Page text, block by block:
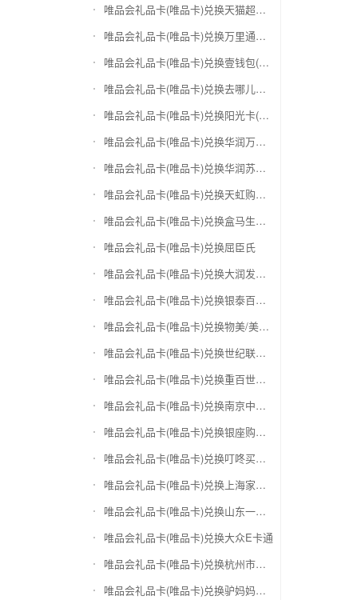
唯品会礼品卡(唯品卡)兑换天猫超市卡/享淘卡
唯品会礼品卡(唯品卡)兑换万里通积分卡
唯品会礼品卡(唯品卡)兑换壹钱包(壹卡会)
唯品会礼品卡(唯品卡)兑换去哪儿礼品卡
唯品会礼品卡(唯品卡)兑换阳光卡(阳光爱车)
唯品会礼品卡(唯品卡)兑换华润万家购物卡
唯品会礼品卡(唯品卡)兑换华润苏果卡(苏果超市卡)（维护 请暂停提交）
唯品会礼品卡(唯品卡)兑换天虹购物卡
唯品会礼品卡(唯品卡)兑换盒马生鲜礼品卡
唯品会礼品卡(唯品卡)兑换屈臣氏
唯品会礼品卡(唯品卡)兑换大润发购物卡
唯品会礼品卡(唯品卡)兑换银泰百货银泰卡
唯品会礼品卡(唯品卡)兑换物美/美通卡
唯品会礼品卡(唯品卡)兑换世纪联华充值卡(杭州联华)
唯品会礼品卡(唯品卡)兑换重百世纪卡(重庆百货)
唯品会礼品卡(唯品卡)兑换南京中央商场购物卡
唯品会礼品卡(唯品卡)兑换银座购物卡（黑卡）
唯品会礼品卡(唯品卡)兑换叮咚买菜（限通用礼品卡）
唯品会礼品卡(唯品卡)兑换上海家化卡
唯品会礼品卡(唯品卡)兑换山东一卡通
唯品会礼品卡(唯品卡)兑换大众E卡通
唯品会礼品卡(唯品卡)兑换杭州市民卡
唯品会礼品卡(唯品卡)兑换驴妈妈礼品卡